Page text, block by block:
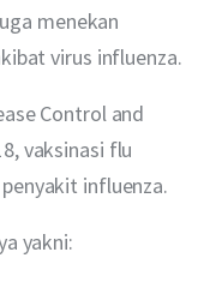
menekan
virus influenza.
Control and
vaksinasi flu
influenza.
yakni: